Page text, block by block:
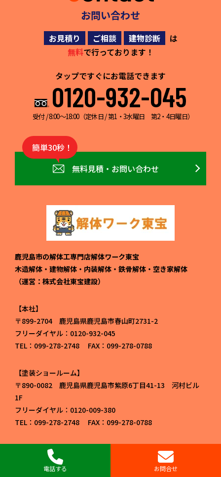
お問い合わせ
お見積り ご相談 建物診断
は
無料で行っております！
タップですぐにお電話できます
0120-932-045
受付 / 8:00～18:00（定休日 / 第1・3水曜日 第2・4日曜日）
簡単30秒！
無料見積・お問い合わせ
鹿児島市の解体工専門店解体ワーク東宝
木造解体・建物解体・内装解体・鉄骨解体・空き家解体
（運営：株式会社東宝建設）
本社
〒899-2704 鹿児島県鹿児島市春山町2731-2
フリーダイヤル：0120-932-045
TEL：099-278-2748 FAX：099-278-0788
塗装ショールーム
〒890-0082 鹿児島県鹿児島市紫原6丁目41-13 河村ビル
1F
フリーダイヤル：0120-009-380
TEL：099-278-2748 FAX：099-278-0788
電話する お問合せ